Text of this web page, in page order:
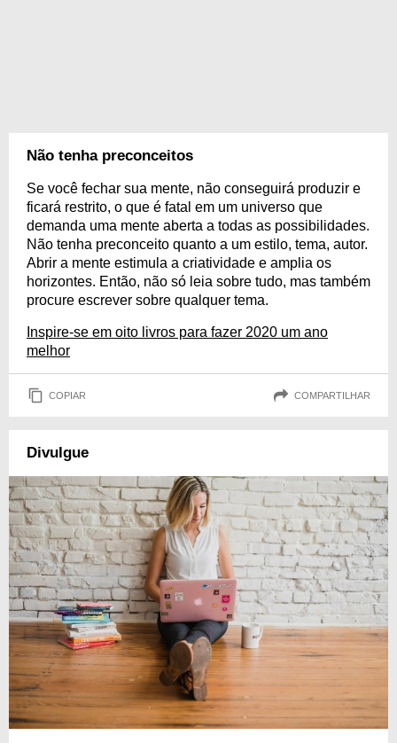
Não tenha preconceitos
Se você fechar sua mente, não conseguirá produzir e
ficará restrito, o que é fatal em um universo que
demanda uma mente aberta a todas as possibilidades.
Não tenha preconceito quanto a um estilo, tema, autor.
Abrir a mente estimula a criatividade e amplia os
horizontes. Então, não só leia sobre tudo, mas também
procure escrever sobre qualquer tema.
Inspire-se em oito livros para fazer 2020 um ano
melhor
COPIAR COMPARTILHAR
Divulgue